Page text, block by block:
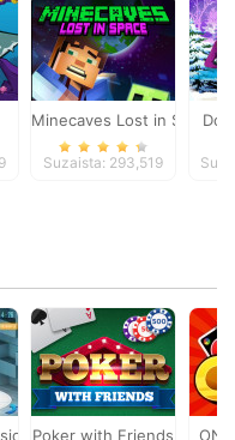
Minecaves Lost in Space
Suzaista: 293,519
Poker with Friends